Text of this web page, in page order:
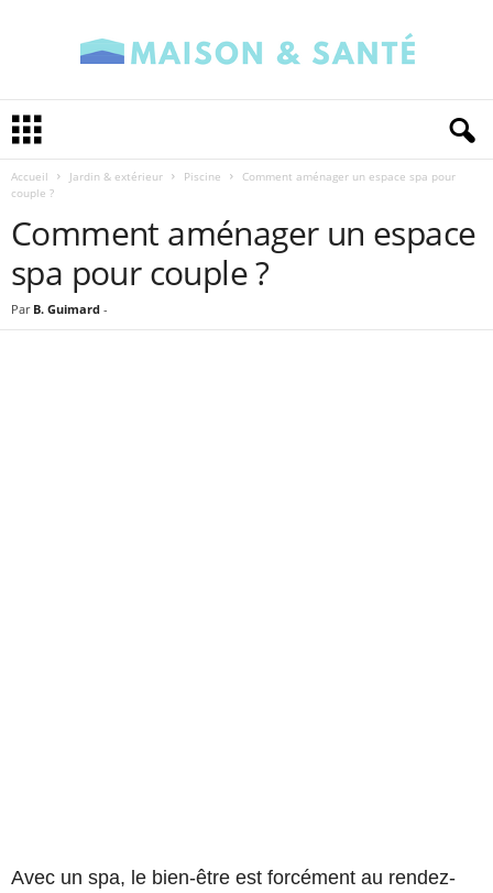
i
Accueil Jardin & extérieur Piscine
Comment aménager un espace spa pour
couple ?
Comment aménager un espace
spa pour couple ?
Par B. Guimard -
Avec un spa, le bien-être est forcément au rendez-